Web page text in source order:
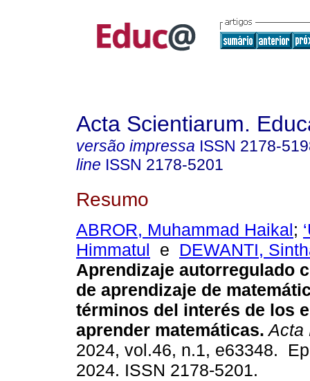
Acta Scientiarum.
versão impressa ISSN 2178-
line ISSN 2178-5201
Resumo
ABROR, Muhammad Haikal;
Himmatul e DEWANTI,
Aprendizaje autorregulado
de aprendizaje de
términos del interés de los
aprender matemáticas. Acta
2024, vol.46, n.1, e63348.
2024. ISSN 2178-5201.